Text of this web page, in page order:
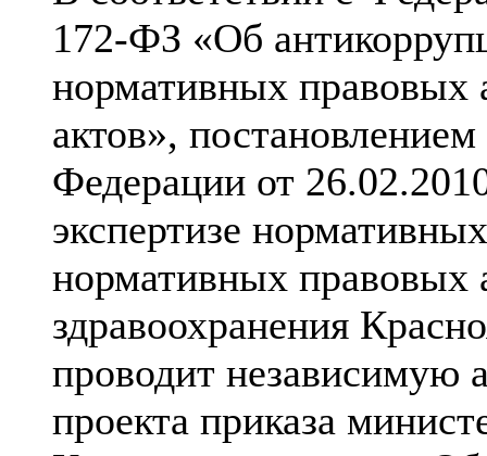
172-ФЗ «Об
нормативных правовых
актов»,
Федерации от
экспертизе
нормативных правовых
здравоохранения
проводит независимую
проекта приказа